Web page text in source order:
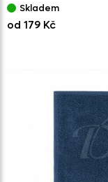
Skladem
od 179 Kč